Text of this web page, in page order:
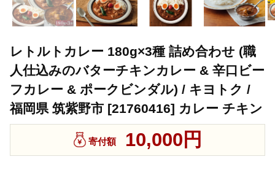
レトルトカレー 180g×3種 詰め合わせ (職
人仕込みのバターチキンカレー & 辛口ビー
フカレー & ポークビンダル) / キヨトク /
福岡県 筑紫野市 [21760416] カレー チキン
寄付額 10,000円